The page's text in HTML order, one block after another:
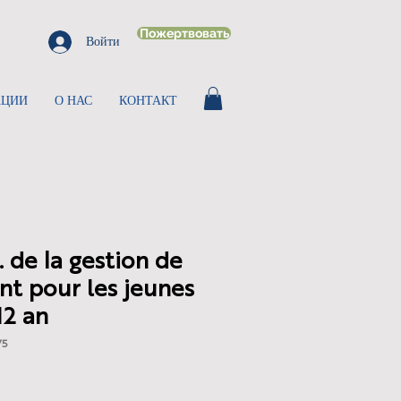
Войти
Пожертвовать
О НАС КОНТАКТ
de la gestion de
pour les jeunes
an